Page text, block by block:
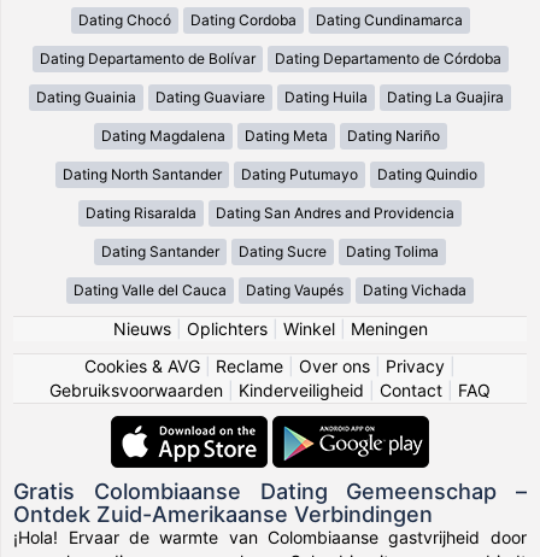
Dating Chocó Dating Cordoba Dating Cundinamarca
Dating Departamento de Bolívar Dating Departamento de Córdoba
Dating Guainia Dating Guaviare Dating Huila Dating La Guajira
Dating Magdalena Dating Meta Dating Nariño
Dating North Santander Dating Putumayo Dating Quindio
Dating Risaralda Dating San Andres and Providencia
Dating Santander Dating Sucre Dating Tolima
Dating Valle del Cauca Dating Vaupés Dating Vichada
Nieuws| Oplichters| Winkel| Meningen
Cookies & AVG
Reclame Over ons Privacy
Gebruiksvoorwaarden
Kinderveiligheid Contact FAQ
Gratis Colombiaanse Dating Gemeenschap –
Ontdek Zuid-Amerikaanse Verbindingen
¡Hola! Ervaar de warmte van Colombiaanse gastvrijheid door